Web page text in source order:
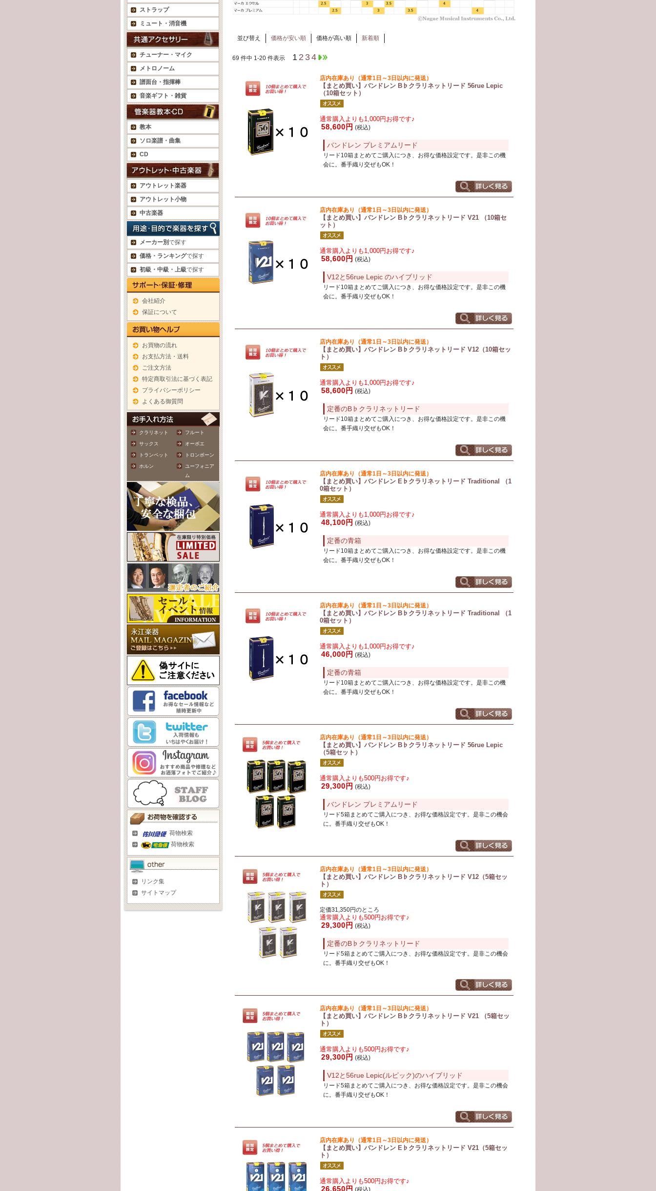
ストラップ
ミュート・消音機
チューナー・マイク
メトロノーム
譜面台・指揮棒
音楽ギフト・雑貨
教本
ソロ楽譜・曲集
CD
アウトレット楽器
アウトレット小物
中古楽器
メーカー別で探す
価格・ランキングで探す
初級・中級・上級で探す
会社紹介
保証について
お買物の流れ
お支払方法・送料
ご注文方法
特定商取引法に基づく表記
プライバシーポリシー
よくある御質問
クラリネット フルート
サックス オーボエ
トランペット トロンボーン
ホルン
ユーフォニア
ム
荷物検索
荷物検索
リンク集
サイトマップ
並び替え 価格が安い順 価格が高い順 新着順
69 件中 1-20 件表示 1 2 34
店内在庫あり（通常1日～3日以内に発送）
【まとめ買い】バンドレン B♭クラリネットリード 56rue Lepic
（10箱セット）
通常購入よりも1,000円お得です♪
58,600円 (税込)
バンドレン プレミアムリード
リード10箱まとめてご購入につき、お得な価格設定です。是非この機
会に。番手織り交ぜもOK！
店内在庫あり（通常1日～3日以内に発送）
【まとめ買い】バンドレン B♭クラリネットリード V21 （10箱セ
ット）
通常購入よりも1,000円お得です♪
58,600円 (税込)
V12と56rue Lepic のハイブリッド
リード10箱まとめてご購入につき、お得な価格設定です。是非この機
会に。番手織り交ぜもOK！
店内在庫あり（通常1日～3日以内に発送）
【まとめ買い】バンドレン B♭クラリネットリード V12（10箱セッ
ト）
通常購入よりも1,000円お得です♪
58,600円 (税込)
定番のB♭クラリネットリード
リード10箱まとめてご購入につき、お得な価格設定です。是非この機
会に。番手織り交ぜもOK！
店内在庫あり（通常1日～3日以内に発送）
【まとめ買い】バンドレン E♭クラリネットリード Traditional （1
0箱セット）
通常購入よりも1,000円お得です♪
48,100円 (税込)
定番の青箱
リード10箱まとめてご購入につき、お得な価格設定です。是非この機
会に。番手織り交ぜもOK！
店内在庫あり（通常1日～3日以内に発送）
【まとめ買い】バンドレン B♭クラリネットリード Traditional （1
0箱セット）
通常購入よりも1,000円お得です♪
46,000円 (税込)
定番の青箱
リード10箱まとめてご購入につき、お得な価格設定です。是非この機
会に。番手織り交ぜもOK！
店内在庫あり（通常1日～3日以内に発送）
【まとめ買い】バンドレン B♭クラリネットリード 56rue Lepic
（5箱セット）
通常購入よりも500円お得です♪
29,300円 (税込)
バンドレン プレミアムリード
リード5箱まとめてご購入につき、お得な価格設定です。是非この機会
に。番手織り交ぜもOK！
店内在庫あり（通常1日～3日以内に発送）
【まとめ買い】バンドレン B♭クラリネットリード V12（5箱セッ
ト）
定価31,350円のところ
通常購入よりも500円お得です♪
29,300円 (税込)
定番のB♭クラリネットリード
リード5箱まとめてご購入につき、お得な価格設定です。是非この機会
に。番手織り交ぜもOK！
店内在庫あり（通常1日～3日以内に発送）
【まとめ買い】バンドレン B♭クラリネットリード V21 （5箱セッ
ト）
通常購入よりも500円お得です♪
29,300円 (税込)
V12と56rue Lepic(ルピック)のハイブリッド
リード5箱まとめてご購入につき、お得な価格設定です。是非この機会
に。番手織り交ぜもOK！
店内在庫あり（通常1日～3日以内に発送）
【まとめ買い】バンドレン E♭クラリネットリード V21（5箱セッ
ト）
通常購入よりも500円お得です♪
26,650円